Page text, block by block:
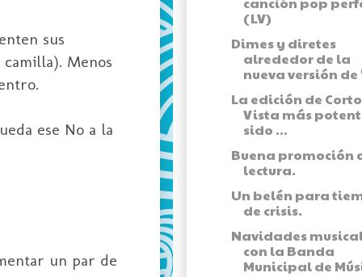
sus
Menos
ese No a la
un par de
(LV)
Dimes y diretes
alrededor de la
nueva versión de
La edición de
Vista más
sido ...
Buena promoción
lectura.
Un belén para
de crisis.
Navidades
con la Banda
Municipal de